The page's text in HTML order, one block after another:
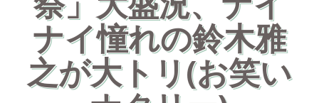
ナイ憧れの鈴木雅
之が大トリ(お笑い